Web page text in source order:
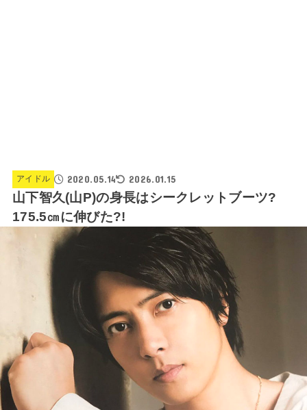
アイドル 2020.05.14 2026.01.15
山下智久(山P)の身長はシークレットブーツ?
175.5㎝に伸びた?!